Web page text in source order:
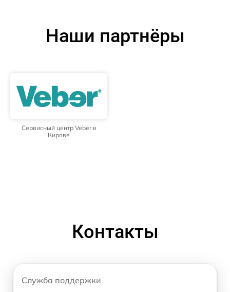
Наши партнёры
Сервисный центр Veber в
Кирове
Контакты
Служба поддержки